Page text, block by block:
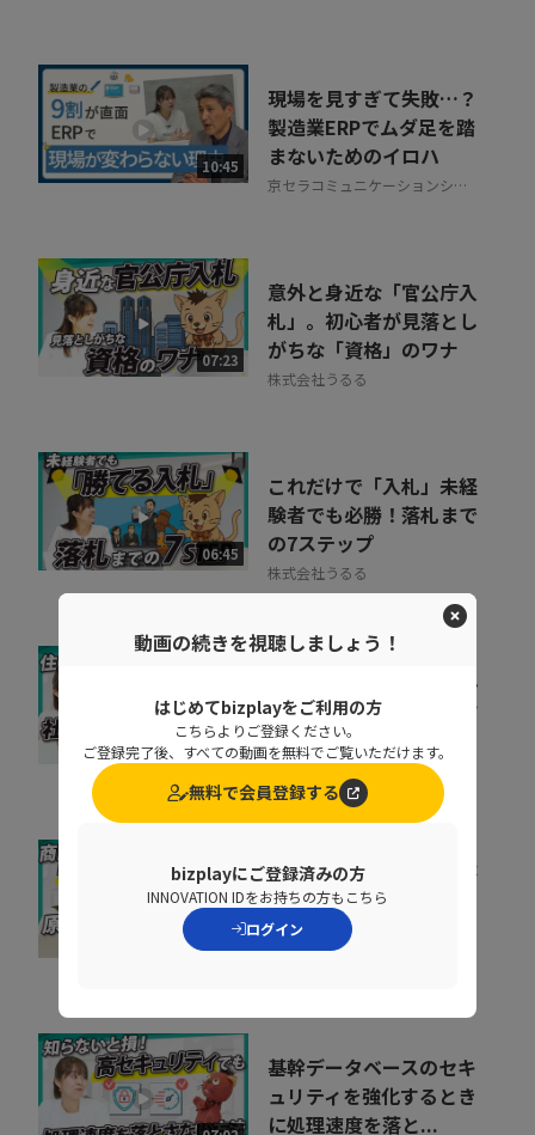
10:45
現場を見すぎて失敗…？
製造業ERPでムダ足を踏
まないためのイロハ
京セラコミュニケーションシス
07:23
意外と身近な「官公庁入
札」。初心者が見落とし
がちな「資格」のワナ
株式会社うるる
06:45
これだけで「入札」未経
験者でも必勝！落札まで
の7ステップ
株式会社うるる
10:23
社宅制度の活用で選ばれ
る企業へ。住まいから始
まる福利厚生とは！？
株式会社ギガプライズ
リードの商談化率が上が
らない原因とは？アプロ
ーチ速度を上げる改...
基幹データベースのセキ
ュリティを強化するとき
に処理速度を落と...
動画の続きを視聴しましょう！
はじめてbizplayをご利用の方
こちらよりご登録ください。
ご登録完了後、すべての動画を無料でご覧いただけます。
無料で会員登録する
bizplayにご登録済みの方
INNOVATION IDをお持ちの方もこちら
ログイン